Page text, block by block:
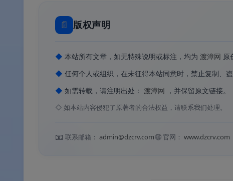
📁 多种输出格式
📋 剪贴板支持 ：支持从剪贴板直接读取文本内
软件特色
✨ 软件特色
📄 版权声明
◆ 本站所有文章，如无特殊说明或标注，均为 渡漳网 原
◆ 任何个人或组织，在未征得本站同意时，禁止复制、
◆ 如需转载，请注明出处： 渡漳网 ，并保留原文链接。
◇ 如本站内容侵犯了原著者的合法权益，请联系我们处理。
📧 联系邮箱： admin@dzcrv.com🌐官网： www.dzcrv.com